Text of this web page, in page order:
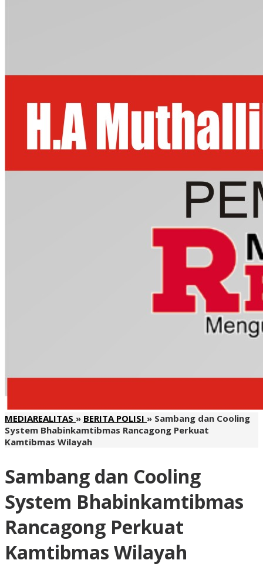
MEDIAREALITAS » BERITA POLISI » Sambang dan Cooling
System Bhabinkamtibmas Rancagong Perkuat
Kamtibmas Wilayah
Sambang dan Cooling
System Bhabinkamtibmas
Rancagong Perkuat
Kamtibmas Wilayah